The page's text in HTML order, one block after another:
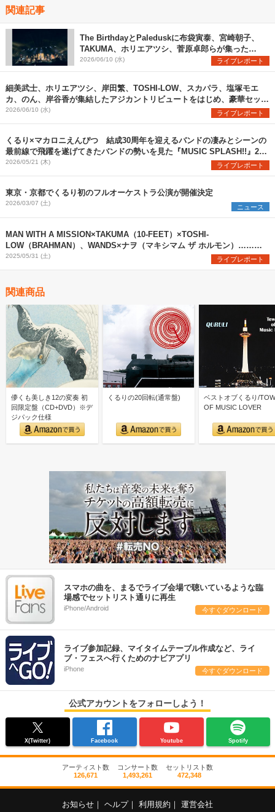
関連記事
The BirthdayとPaleduskに布袋寅泰、宮崎朝子、
TAKUMA、ホリエアツシ、菅原卓郎らが集った
GTR祭など、ここでしか見られないセッションが実
現した『ARABAKI ROCK FEST.26』2日目、濃厚
レポート！
2026/06/10 (水) ライブレポート
細美武士、ホリエアツシ、岸田繁、TOSHI-LOW、スカパラ、塩塚モエ
カ、のん、岸谷香が集結したアジカントリビュートをはじめ、豪華セッシ
ョンが実現した『ARABAKI ROCK FEST.26』初日、濃厚レポート！
2026/06/10 (水) ライブレポート
くるり×マカロニえんぴつ 結成30周年を迎えるバンドの凄みとシーンの
最前線で飛躍を遂げてきたバンドの勢いを見た『MUSIC SPLASH!!』2日
目レポート
2026/05/21 (木) ライブレポート
東京・京都でくるり初のフルオーケストラ公演が開催決定
2026/03/07 (土) ニュース
MAN WITH A MISSION×TAKUMA（10-FEET）×TOSHI-
LOW（BRAHMAN）、WANDS×ナヲ（マキシマム ザ ホルモン）……ス
ペシャルセッションが多数実現した『ARABAKI ROCK FEST.25』初日、
2025/05/31 (土) ライブレポート
関連商品
儚くも美しき12の変奏 初
回限定盤（CD+DVD）※デ
ジパック仕様
くるりの20回転(通常盤)
ベストオブくるり/
OF MUSIC LOVER
スマホの曲を、まるでライブ会場で聴いているような臨
場感でセットリスト通りに再生
iPhone/Android 今すぐダウンロード
ライブ参加記録、マイタイムテーブル作成など、ライ
ブ・フェスへ行くためのナビアプリ
iPhone 今すぐダウンロード
公式アカウントをフォローしよう！
X(Twitter) Facebook Youtube Spotify
アーティスト数
126,671
コンサート数
1,493,261
セットリスト数
472,348
お知らせ ヘルプ 利用規約 運営会社